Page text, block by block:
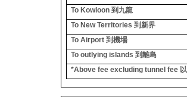
To Kowloon 到九龍
To New Territories 到新界
To Airport 到機場
To outlying islands 到離島
*Above fee excluding tunnel fee